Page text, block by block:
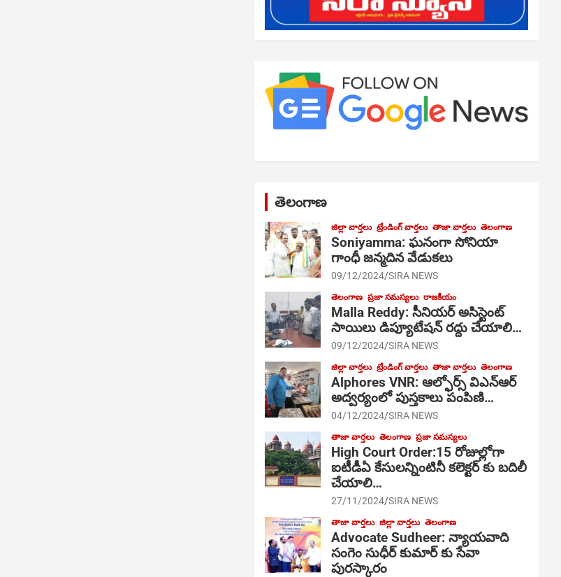
తెలంగాణ
జిల్లా వార్తలు ట్రేండింగ్ వార్తలు తాజా వార్తలు తెలంగాణ
Soniyamma: ఘ‌నంగా సోనియా
గాంధీ జ‌న్మ‌దిన వేడుక‌లు
09/12/2024 SIRA NEWS
తెలంగాణ ప్రజా సమస్యలు రాజకీయం
Malla Reddy: సీనియర్ అసిస్టెంట్
సాయిలు డిప్యూటేషన్ రద్దు చేయాలి…
09/12/2024 SIRA NEWS
జిల్లా వార్తలు ట్రేండింగ్ వార్తలు తాజా వార్తలు తెలంగాణ
Alphores VNR: ఆల్ఫోర్స్ విఎన్ఆర్
అద్వర్యంలో పుస్తకాలు పంపిణి…
04/12/2024 SIRA NEWS
తాజా వార్తలు తెలంగాణ ప్రజా సమస్యలు
High Court Order:15 రోజుల్లోగా
ఐటీడీఏ కేసులన్నింటినీ కలెక్టర్ కు బదిలీ
చేయాలి…
27/11/2024 SIRA NEWS
తాజా వార్తలు జిల్లా వార్తలు తెలంగాణ
Advocate Sudheer: న్యాయవాది
సంగెం సుధీర్ కుమార్ కు సేవా
పురస్కారం